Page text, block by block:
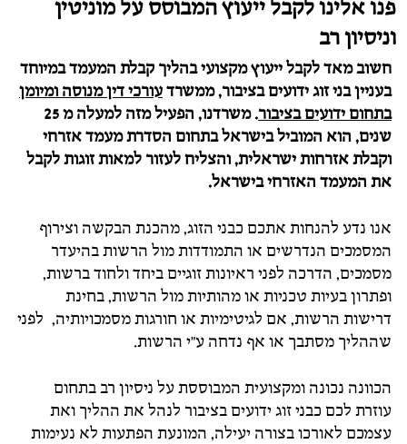
פנו אלינו לקבל ייעוץ המבוסס על מוניטין
וניסיון רב
חשוב מאד לקבל ייעוץ מקצועי בהליך קבלת המעמד במיוחד
בעניין בני זוג ידועים בציבור, ממשרדעורכי דין מנוסה ומיומן
בתחום ידועים בציבור
. משרדנו, הפעיל מזה למעלה מ 25
שנים, הוא המוביל בישראל בתחום הסדרת מעמד אזרחי
וקבלת אזרחות ישראלית, והצליח לעזור למאות זוגות לקבל
את המעמד האזרחי בישראל.
אנו נדע להנחות אתכם כבני הזוג, מהכנת הבקשה וצירוף
המסמכים הנדרשים או התמודדות מול הרשות בהיעדר
מסמכים, הדרכה לפני ראיונות זוגיים ביחד ולחוד ברשות,
ופתרון בעיות טכניות או מהותיות מול הרשות, בחינת
דרישות הרשות, אם לגיטימיות או חורגות מסמכויותיה, לפני
שההליך מסתבך או אף נדחה ע"י הרשות.
הכוונה נכונה ומקצועית המבוססת על ניסיון רב בתחום
עוזרת לכם כבני זוג ידועים בציבור לנהל את ההליך ואת
עצמכם לאורכו בצורה יעילה, המונעת הפתעות לא נעימות